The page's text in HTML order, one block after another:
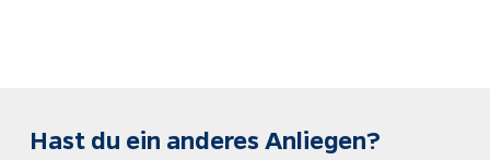
für Unternehmen, die ihre
Hast du ein anderes Anliegen?